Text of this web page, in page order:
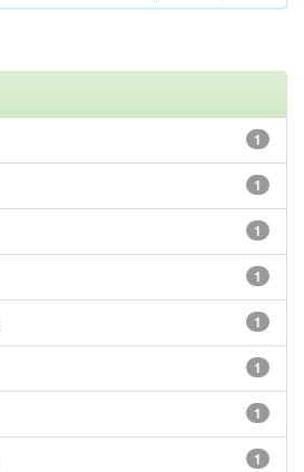
1
1
1
1
1
1
1
1